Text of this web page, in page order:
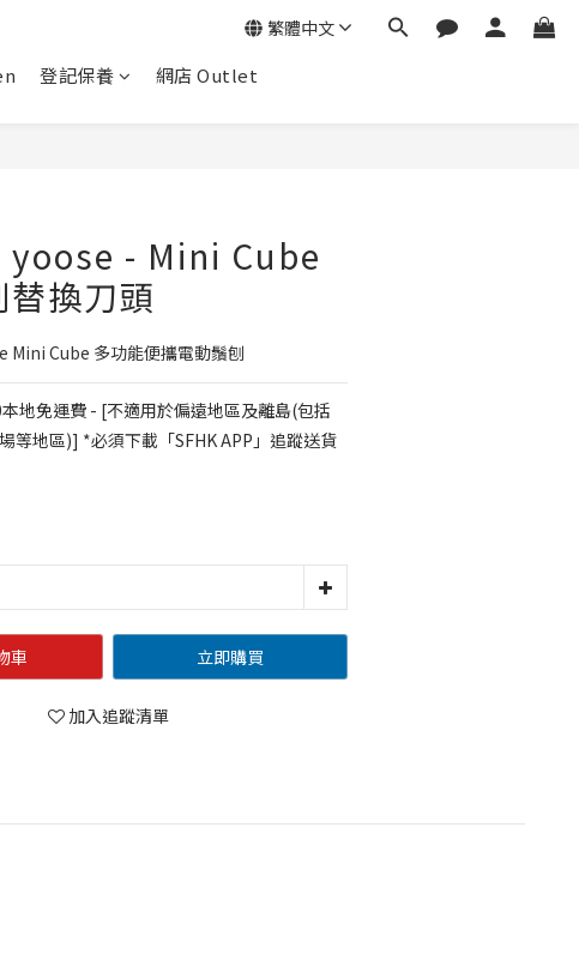
登記保養 網店 Outlet
繁體中文
yoose - Mini Cube
換刀頭
Mini Cube 多功能便攜電動鬚刨
地免運費 - [不適用於偏遠地區及離島(包括
等地區)] *必須下載「SFHK APP」追蹤送貨
車 立即購買
加入追蹤清單